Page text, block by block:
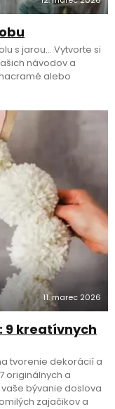
s jarou… Vytvorte si
návodov a
alebo
11. marec 2026
9 kreatívnych
tvorenie dekorácií a
originálnych a
bývanie doslova
zajačikov a